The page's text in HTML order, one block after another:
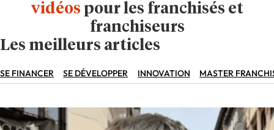
vidéos pour les franchisés et
franchiseurs
Les meilleurs articles
SE FINANCER SE DÉVELOPPER INNOVATION MASTER